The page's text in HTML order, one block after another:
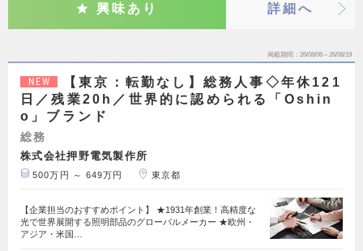
興味あり 詳細へ
掲載期間 26/08/06～26/08/19
NEW
【東京：転勤なし】総務人事◇年休121
日／残業20h／世界的に認められる「Oshin
o」ブランド
総務
株式会社押野電気製作所
500万円 ～ 649万円 東京都
【企業担当のおすすめポイント】 ★1931年創業！高精度な
光で世界展開する照明部品のグローバルメーカー ★欧州・
アジア・米国…